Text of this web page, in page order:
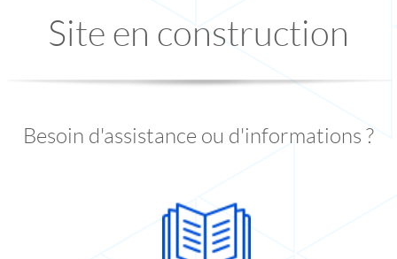
Site en construction
Besoin d'assistance ou d'informations ?